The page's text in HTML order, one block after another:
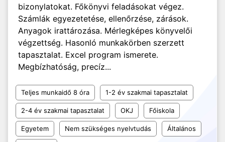
bizonylatokat. Főkönyvi feladásokat végez.
Számlák egyezetetése, ellenőrzése, zárások.
Anyagok irattározása. Mérlegképes könyvelői
végzettség. Hasonló munkakörben szerzett
tapasztalat. Excel program ismerete.
Megbízhatóság, precíz...
Teljes munkaidő 8 óra 1-2 év szakmai tapasztalat
2-4 év szakmai tapasztalat OKJ Főiskola
Egyetem Nem szükséges nyelvtudás Általános